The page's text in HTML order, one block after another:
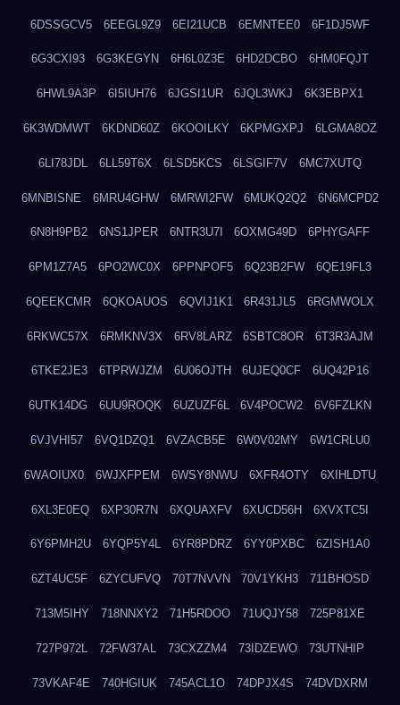
6DSSGCV5 6EEGL9Z9 6EI21UCB 6EMNTEE0 6F1DJ5WF
6G3CXI93 6G3KEGYN 6H6L0Z3E 6HD2DCBO 6HM0FQJT
6HWL9A3P 6I5IUH76 6JGSI1UR 6JQL3WKJ 6K3EBPX1
6K3WDMWT 6KDND60Z 6KOOILKY 6KPMGXPJ 6LGMA8OZ
6LI78JDL 6LL59T6X 6LSD5KCS 6LSGIF7V 6MC7XUTQ
6MNBISNE 6MRU4GHW 6MRWI2FW 6MUKQ2Q2 6N6MCPD2
6N8H9PB2 6NS1JPER 6NTR3U7I 6OXMG49D 6PHYGAFF
6PM1Z7A5 6PO2WC0X 6PPNPOF5 6Q23B2FW 6QE19FL3
6QEEKCMR 6QKOAUOS 6QVIJ1K1 6R431JL5 6RGMWOLX
6RKWC57X 6RMKNV3X 6RV8LARZ 6SBTC8OR 6T3R3AJM
6TKE2JE3 6TPRWJZM 6U06OJTH 6UJEQ0CF 6UQ42P16
6UTK14DG 6UU9ROQK 6UZUZF6L 6V4POCW2 6V6FZLKN
6VJVHI57 6VQ1DZQ1 6VZACB5E 6W0V02MY 6W1CRLU0
6WAOIUX0 6WJXFPEM 6WSY8NWU 6XFR4OTY 6XIHLDTU
6XL3E0EQ 6XP30R7N 6XQUAXFV 6XUCD56H 6XVXTC5I
6Y6PMH2U 6YQP5Y4L 6YR8PDRZ 6YY0PXBC 6ZISH1A0
6ZT4UC5F 6ZYCUFVQ 70T7NVVN 70V1YKH3 711BHOSD
713M5IHY 718NNXY2 71H5RDOO 71UQJY58 725P81XE
727P972L 72FW37AL 73CXZZM4 73IDZEWO 73UTNHIP
73VKAF4E 740HGIUK 745ACL1O 74DPJX4S 74DVDXRM